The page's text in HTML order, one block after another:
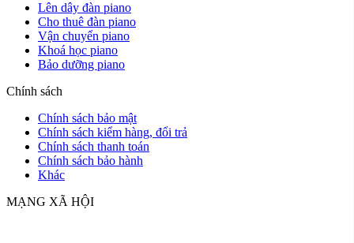
Lên dây đàn piano
Cho thuê đàn piano
Vận chuyển piano
Khoá học piano
Bảo dưỡng piano
Chính sách
Chính sách bảo mật
Chính sách kiểm hàng, đổi trả
Chính sách thanh toán
Chính sách bảo hành
Khác
MẠNG XÃ HỘI